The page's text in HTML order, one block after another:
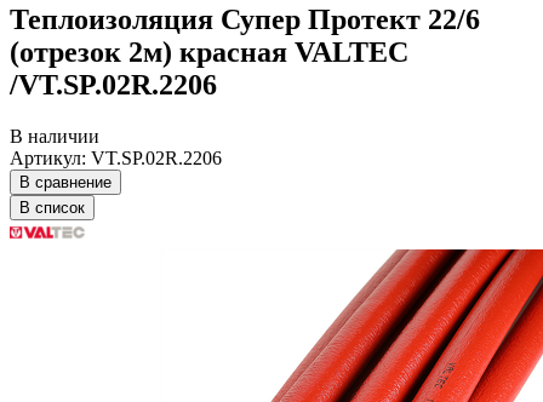
Теплоизоляция Супер Протект 22/6
(отрезок 2м) красная VALTEC
/VT.SP.02R.2206
В наличии
Артикул: VT.SP.02R.2206
В сравнение
В список